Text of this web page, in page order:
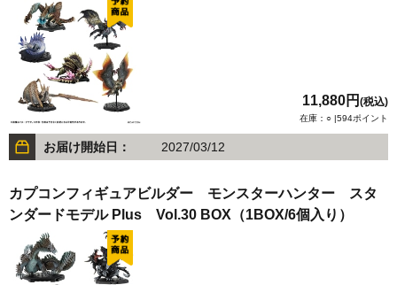
11,880円 (税込)
在庫：○ |594ポイント
お届け開始日： 2027/03/12
カプコンフィギュアビルダー モンスターハンター スタ
ンダードモデル Plus Vol.30 BOX（1BOX/6個入り）